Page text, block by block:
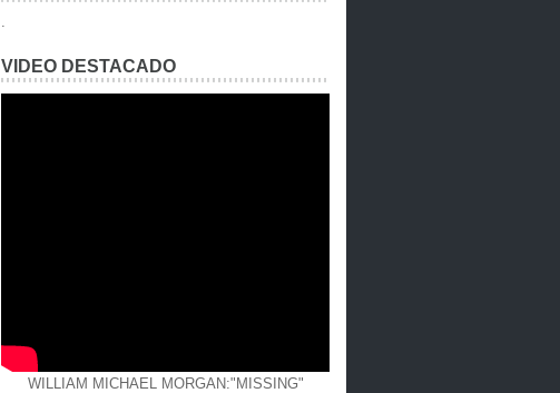
VIDEO DESTACADO
WILLIAM MICHAEL MORGAN:"MISSING"